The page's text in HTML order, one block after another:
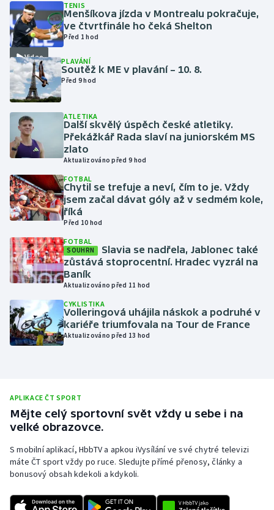
Futsal
Golf
Gymnastika
Házená
Jezdectví
Krasobruslení
Lezení
Lyže a snowboard
Moderní pětiboj
Motorsport
Olympijské hry
Plavání
Plážový volejbal
Ragby
Video
TENIS
Menšíkova jízda v Montrealu pokračuje,
ve čtvrtfinále ho čeká Shelton
Před 1 hod
PLAVÁNÍ
Soutěž k ME v plavání – 10. 8.
Před 9 hod
ATLETIKA
Další skvělý úspěch české atletiky.
Překážkář Rada slaví na juniorském MS
zlato
Aktualizováno před 9 hod
FOTBAL
Chytil se trefuje a neví, čím to je. Vždy
jsem začal dávat góly až v sedmém kole,
říká
Před 10 hod
FOTBAL
SOUHRN
Slavia se nadřela, Jablonec také
zůstává stoprocentní. Hradec vyzrál na
Baník
Aktualizováno před 11 hod
CYKLISTIKA
Volleringová uhájila náskok a podruhé v
kariéře triumfovala na Tour de France
Aktualizováno před 13 hod
APLIKACE ČT SPORT
Mějte celý sportovní svět vždy u sebe i na
velké obrazovce.
S mobilní aplikací, HbbTV a apkou iVysílání ve své chytré televizi
máte ČT sport vždy po ruce. Sledujte přímé přenosy, články a
bonusový obsah kdekoli a kdykoli.